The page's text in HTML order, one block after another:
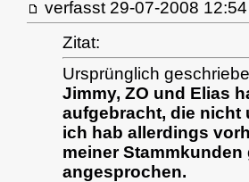
verfasst 29-07-2008
Zitat:
Ursprünglich
Jimmy, ZO und Elias
aufgebracht, die nicht
ich hab allerdings
meiner
angesprochen.